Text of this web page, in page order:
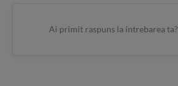
Ai primit raspuns la intrebarea ta?